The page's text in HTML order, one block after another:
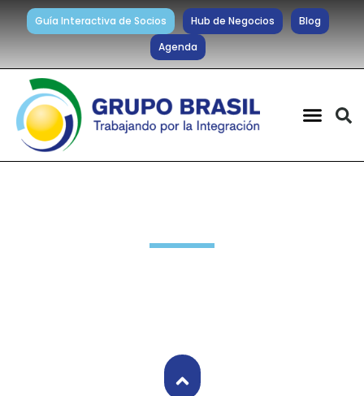
Guía Interactiva de Socios Hub de Negocios
Blog
Agenda